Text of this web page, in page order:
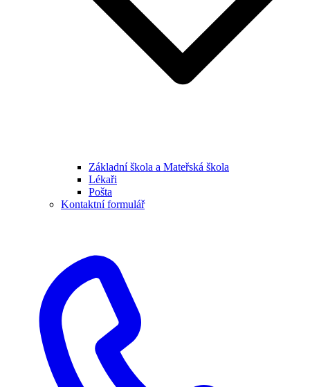
Základní škola a Mateřská škola
Lékaři
Pošta
Kontaktní formulář